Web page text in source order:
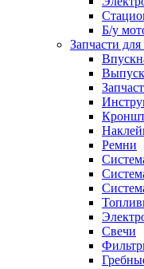
Б/у
Запчасти
Ремни
Свечи